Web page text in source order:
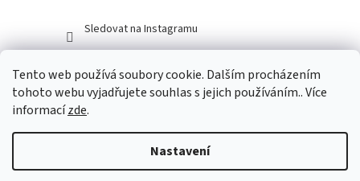
Tento web používá soubory cookie. Dalším procházením
tohoto webu vyjadřujete souhlas s jejich používáním.. Více
informacízde.
Nastavení
Sledovat na Instagramu
Vytvořil Shoptet